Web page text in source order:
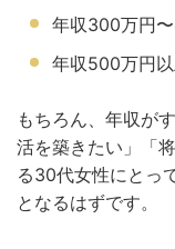
年収300万円
年収500万円
もちろん、年収が
活を築きたい」「
る30代女性にとっ
となるはずです。